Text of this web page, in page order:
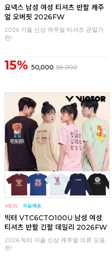
요넥스 남성 여성 티셔츠 반팔 캐주
얼 오버핏 2026FW
2026 가을 신상 캐주얼 티셔츠 균일가
전!
15% 50,000 59,000
빅터 VTC6CTO100U 남성 여성
티셔츠 반팔 긴팔 데일리 2026FW
2026 빅터 가을 신상 캐주얼 의류 모음
전!